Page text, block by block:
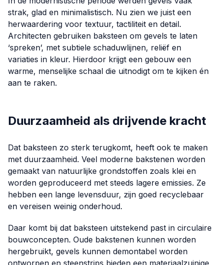
strak, glad en minimalistisch. Nu zien we juist een
herwaardering voor textuur, tactiliteit en detail.
Architecten gebruiken baksteen om gevels te laten
‘spreken’, met subtiele schaduwlijnen, reliëf en
variaties in kleur. Hierdoor krijgt een gebouw een
warme, menselijke schaal die uitnodigt om te kijken én
aan te raken.
Duurzaamheid als drijvende kracht
Dat baksteen zo sterk terugkomt, heeft ook te maken
met duurzaamheid. Veel moderne bakstenen worden
gemaakt van natuurlijke grondstoffen zoals klei en
worden geproduceerd met steeds lagere emissies. Ze
hebben een lange levensduur, zijn goed recyclebaar
en vereisen weinig onderhoud.
Daar komt bij dat baksteen uitstekend past in circulaire
bouwconcepten. Oude bakstenen kunnen worden
hergebruikt, gevels kunnen demontabel worden